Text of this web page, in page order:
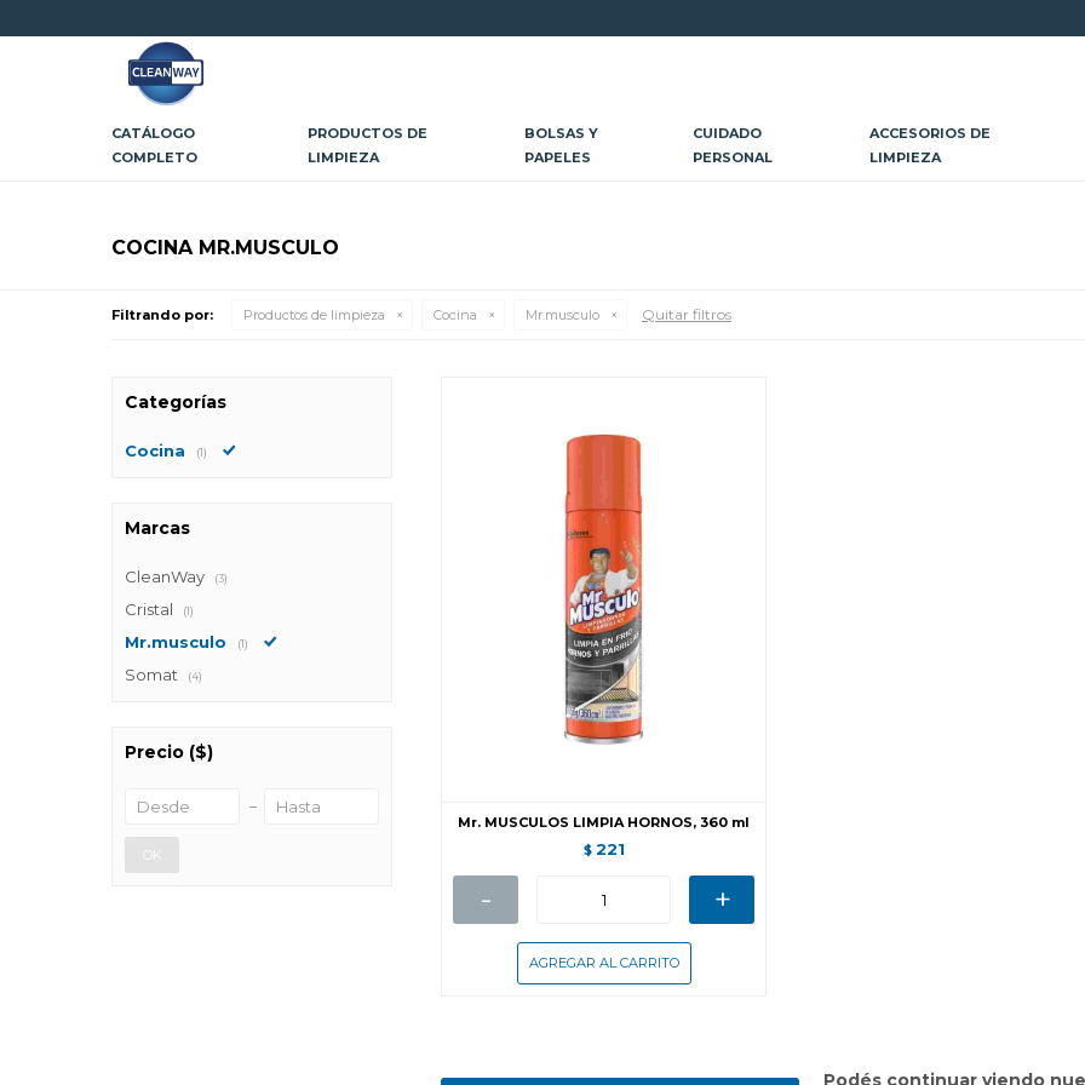
CATÁLOGO
COMPLETO
PRODUCTOS DE
LIMPIEZA
BOLSAS Y
PAPELES
CUIDADO
PERSONAL
ACCESORIOS DE
LIMPIEZA
COCINA MR.MUSCULO
Filtrando por: Productos de limpieza Cocina Mr.musculo Quitar filtros
Mr. MUSCULOS LIMPIA HORNOS, 360 ml
$ 221
- +
Podés continuar viendo
Categorías
Cocina (1)
Marcas
CleanWay (3)
Cristal (1)
Mr.musculo (1)
Somat (4)
Precio ($)
OK